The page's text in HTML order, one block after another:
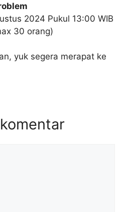
2024 Pukul 13:00 WIB
30 orang)
yuk segera merapat ke